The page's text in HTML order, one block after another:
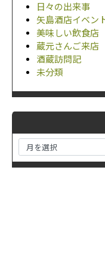
日々の出来事
矢島酒店イベン
美味しい飲食店
蔵元さんご来店
酒蔵訪問記
未分類